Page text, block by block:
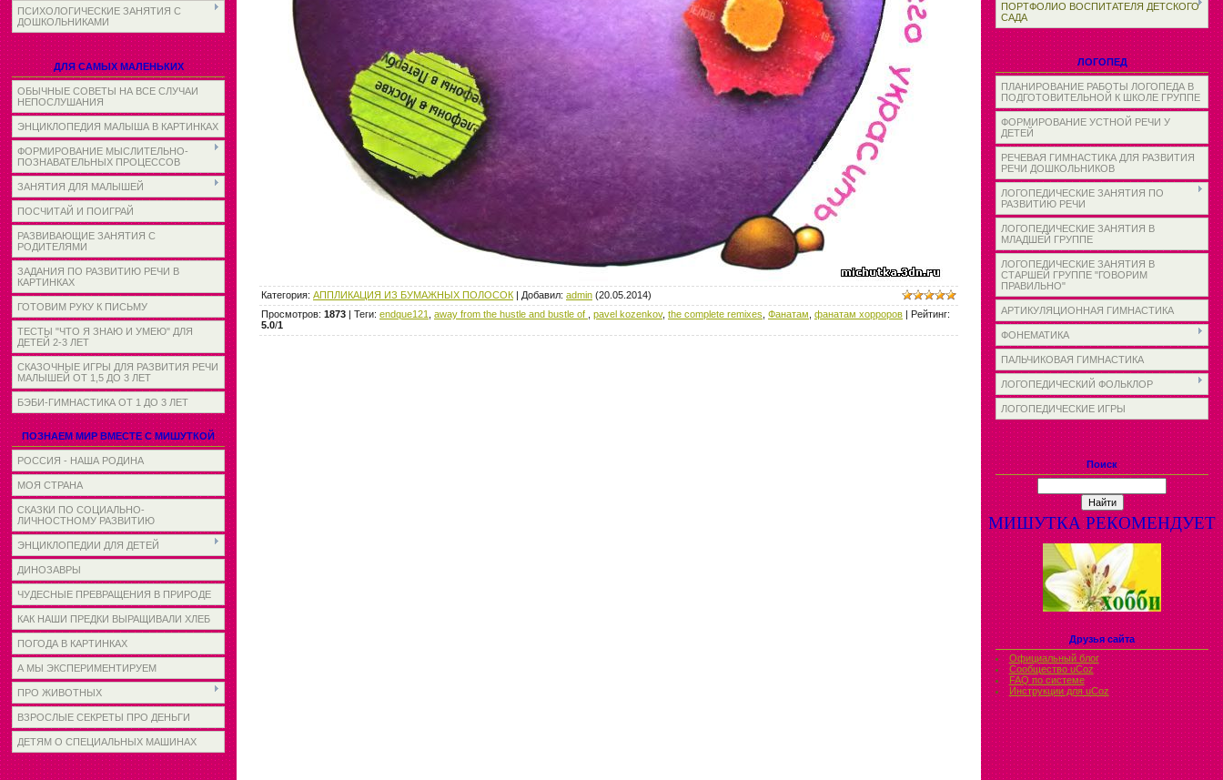
ПСИХОЛОГИЧЕСКИЕ ЗАНЯТИЯ С
ДОШКОЛЬНИКАМИ
ДЛЯ САМЫХ МАЛЕНЬКИХ
ОБЫЧНЫЕ СОВЕТЫ НА ВСЕ СЛУЧАИ
НЕПОСЛУШАНИЯ
ЭНЦИКЛОПЕДИЯ МАЛЫША В КАРТИНКАХ
ФОРМИРОВАНИЕ МЫСЛИТЕЛЬНО-
ПОЗНАВАТЕЛЬНЫХ ПРОЦЕССОВ
ЗАНЯТИЯ ДЛЯ МАЛЫШЕЙ
ПОСЧИТАЙ И ПОИГРАЙ
РАЗВИВАЮЩИЕ ЗАНЯТИЯ С
РОДИТЕЛЯМИ
ЗАДАНИЯ ПО РАЗВИТИЮ РЕЧИ В
КАРТИНКАХ
ГОТОВИМ РУКУ К ПИСЬМУ
ТЕСТЫ "ЧТО Я ЗНАЮ И УМЕЮ" ДЛЯ
ДЕТЕЙ 2-3 ЛЕТ
СКАЗОЧНЫЕ ИГРЫ ДЛЯ РАЗВИТИЯ РЕЧИ
МАЛЫШЕЙ ОТ 1,5 ДО 3 ЛЕТ
БЭБИ-ГИМНАСТИКА ОТ 1 ДО 3 ЛЕТ
ПОЗНАЕМ МИР ВМЕСТЕ С МИШУТКОЙ
РОССИЯ - НАША РОДИНА
МОЯ СТРАНА
СКАЗКИ ПО СОЦИАЛЬНО-
ЛИЧНОСТНОМУ РАЗВИТИЮ
ЭНЦИКЛОПЕДИИ ДЛЯ ДЕТЕЙ
ДИНОЗАВРЫ
ЧУДЕСНЫЕ ПРЕВРАЩЕНИЯ В ПРИРОДЕ
КАК НАШИ ПРЕДКИ ВЫРАЩИВАЛИ ХЛЕБ
ПОГОДА В КАРТИНКАХ
А МЫ ЭКСПЕРИМЕНТИРУЕМ
ПРО ЖИВОТНЫХ
ВЗРОСЛЫЕ СЕКРЕТЫ ПРО ДЕНЬГИ
ДЕТЯМ О СПЕЦИАЛЬНЫХ МАШИНАХ
Категория: АППЛИКАЦИЯ ИЗ БУМАЖНЫХ ПОЛОСОК | Добавил: admin (20.05.2014)
Просмотров: 1873 | Теги: endque121 away from the hustle and bustle of pavel kozenkov, the complete remixes Фанатам фанатам хорроров | Рейтинг:
5.0/1
ПОРТФОЛИО ВОСПИТАТЕЛЯ ДЕТСКОГО
САДА
ЛОГОПЕД
ПЛАНИРОВАНИЕ РАБОТЫ ЛОГОПЕДА В
ПОДГОТОВИТЕЛЬНОЙ К ШКОЛЕ ГРУППЕ
ФОРМИРОВАНИЕ УСТНОЙ РЕЧИ У
ДЕТЕЙ
РЕЧЕВАЯ ГИМНАСТИКА ДЛЯ РАЗВИТИЯ
РЕЧИ ДОШКОЛЬНИКОВ
ЛОГОПЕДИЧЕСКИЕ ЗАНЯТИЯ ПО
РАЗВИТИЮ РЕЧИ
ЛОГОПЕДИЧЕСКИЕ ЗАНЯТИЯ В
МЛАДШЕЙ ГРУППЕ
ЛОГОПЕДИЧЕСКИЕ ЗАНЯТИЯ В
СТАРШЕЙ ГРУППЕ "ГОВОРИМ
ПРАВИЛЬНО"
АРТИКУЛЯЦИОННАЯ ГИМНАСТИКА
ФОНЕМАТИКА
ПАЛЬЧИКОВАЯ ГИМНАСТИКА
ЛОГОПЕДИЧЕСКИЙ ФОЛЬКЛОР
ЛОГОПЕДИЧЕСКИЕ ИГРЫ
Поиск
МИШУТКА РЕКОМЕНДУЕТ
Друзья сайта
Официальный блог
Сообщество uCoz
FAQ по системе
Инструкции для uCoz